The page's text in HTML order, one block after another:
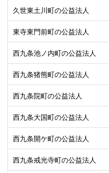
久世東土川町の公益法人
東寺東門前町の公益法人
西九条池ノ内町の公益法人
西九条猪熊町の公益法人
西九条院町の公益法人
西九条大国町の公益法人
西九条開ケ町の公益法人
西九条戒光寺町の公益法人